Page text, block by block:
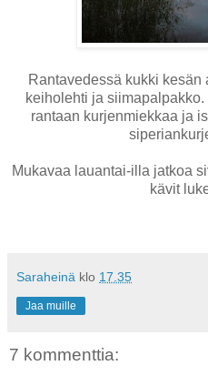
Rantavedessä kukki kesän
keiholehti ja
rantaan kurjenmiekkaa ja
Mukavaa lauantai-illa jatkoa
kävit
Saraheinä klo 17.35
Jaa muille
7 kommenttia: